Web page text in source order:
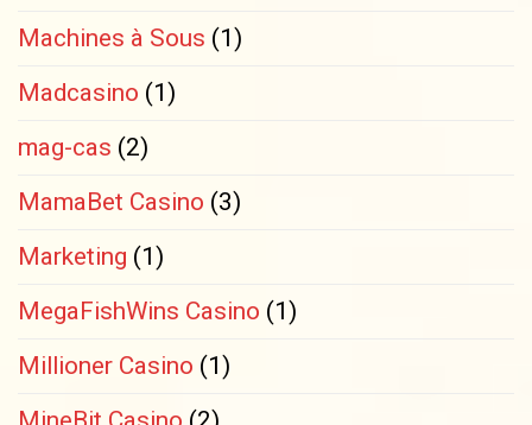
Machines à Sous (1)
Madcasino (1)
mag-cas (2)
MamaBet Casino (3)
Marketing (1)
MegaFishWins Casino (1)
Millioner Casino (1)